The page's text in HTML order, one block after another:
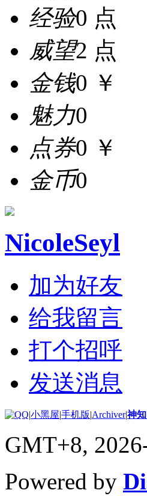
经验0 点
威望2 点
金钱0 ￥
魅力0
点券0 ￥
金币0
NicoleSeyl
加为好友
给我留言
打个招呼
发送消息
|小黑屋|手机版|Archiver|神
GMT+8,
Powered by